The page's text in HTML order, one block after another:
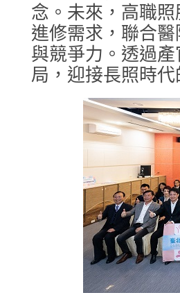
念。未來，高職
進修需求，聯合
與競爭力。透過
局，迎接長照時代